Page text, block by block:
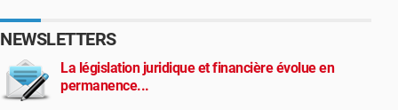
NEWSLETTERS
La législation juridique et financière évolue en
permanence...